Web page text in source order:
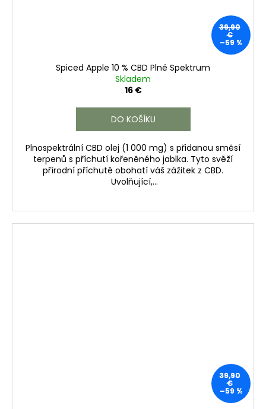
39,90
€
–59 %
Spiced Apple 10 % CBD Plné Spektrum
Skladem
16 €
DO KOŠÍKU
Plnospektrální CBD olej (1 000 mg) s přidanou směsí
terpenů s příchutí kořeněného jablka. Tyto svěží
přírodní příchutě obohatí váš zážitek z CBD.
Uvolňující,...
39,90
€
–59 %